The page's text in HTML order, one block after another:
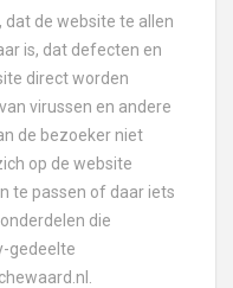
de website te allen
is, dat defecten en
direct worden
virussen en andere
de bezoeker niet
op de website
te passen of daar iets
die
gedeelte